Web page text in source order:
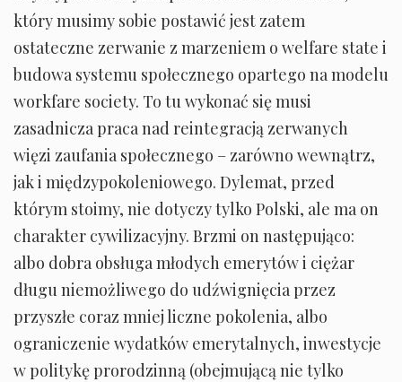
który musimy sobie postawić jest zatem
ostateczne zerwanie z marzeniem o welfare state i
budowa systemu społecznego opartego na modelu
workfare society. To tu wykonać się musi
zasadnicza praca nad reintegracją zerwanych
więzi zaufania społecznego – zarówno wewnątrz,
jak i międzypokoleniowego. Dylemat, przed
którym stoimy, nie dotyczy tylko Polski, ale ma on
charakter cywilizacyjny. Brzmi on następująco:
albo dobra obsługa młodych emerytów i ciężar
długu niemożliwego do udźwignięcia przez
przyszłe coraz mniej liczne pokolenia, albo
ograniczenie wydatków emerytalnych, inwestycje
w politykę prorodzinną (obejmującą nie tylko